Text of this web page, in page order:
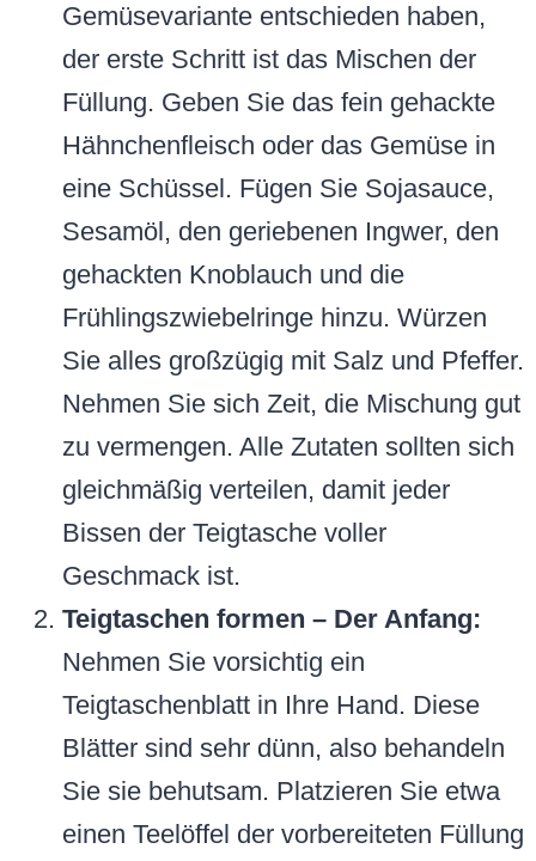
Gemüsevariante entschieden haben,
der erste Schritt ist das Mischen der
Füllung. Geben Sie das fein gehackte
Hähnchenfleisch oder das Gemüse in
eine Schüssel. Fügen Sie Sojasauce,
Sesamöl, den geriebenen Ingwer, den
gehackten Knoblauch und die
Frühlingszwiebelringe hinzu. Würzen
Sie alles großzügig mit Salz und Pfeffer.
Nehmen Sie sich Zeit, die Mischung gut
zu vermengen. Alle Zutaten sollten sich
gleichmäßig verteilen, damit jeder
Bissen der Teigtasche voller
Geschmack ist.
Teigtaschen formen – Der Anfang:
Nehmen Sie vorsichtig ein
Teigtaschenblatt in Ihre Hand. Diese
Blätter sind sehr dünn, also behandeln
Sie sie behutsam. Platzieren Sie etwa
einen Teelöffel der vorbereiteten Füllung